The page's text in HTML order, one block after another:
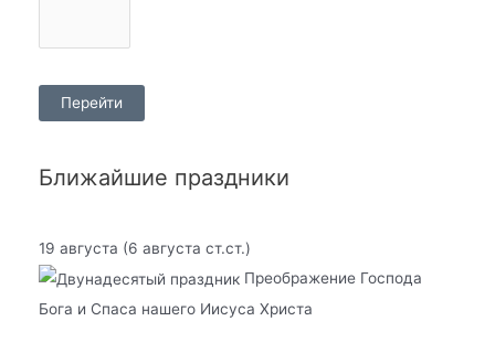
Ближайшие праздники
19 августа (6 августа ст.ст.)
Преображение Господа
Бога и Спаса нашего Иисуса Христа